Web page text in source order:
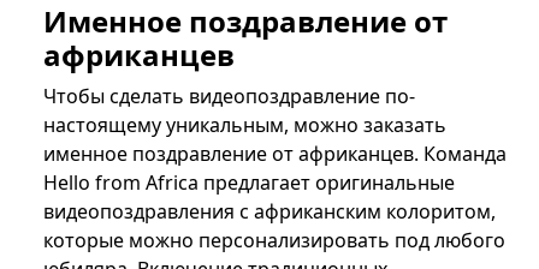
Именное поздравление от
африканцев
Чтобы сделать видеопоздравление по-
настоящему уникальным, можно заказать
именное поздравление от африканцев. Команда
Hello from Africa предлагает оригинальные
видеопоздравления с африканским колоритом,
которые можно персонализировать под любого